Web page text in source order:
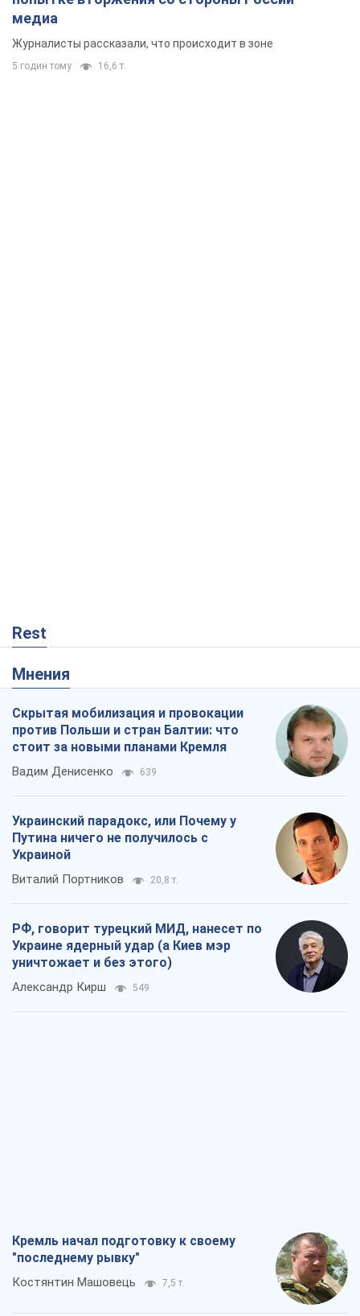
медиа
Журналисты рассказали, что происходит в зоне
5 годин тому 16,6 т.
Rest
Мнения
Скрытая мобилизация и провокации
против Польши и стран Балтии: что
стоит за новыми планами Кремля
Вадим Денисенко 639
Украинский парадокс, или Почему у
Путина ничего не получилось с
Украиной
Виталий Портников 20,8 т.
РФ, говорит турецкий МИД, нанесет по
Украине ядерный удар (а Киев мэр
уничтожает и без этого)
Александр Кирш 549
Кремль начал подготовку к своему
"последнему рывку"
Костянтин Машовець 7,5 т.